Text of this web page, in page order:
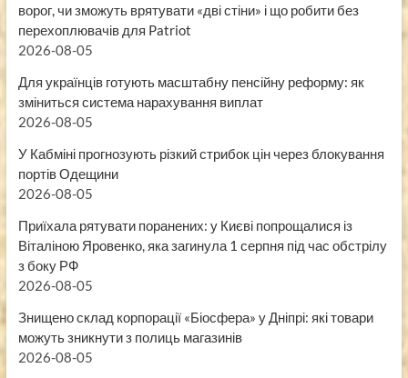
ворог, чи зможуть врятувати «дві стіни» і що робити без
перехоплювачів для Patriot
2026-08-05
Для українців готують масштабну пенсійну реформу: як
зміниться система нарахування виплат
2026-08-05
У Кабміні прогнозують різкий стрибок цін через блокування
портів Одещини
2026-08-05
Приїхала рятувати поранених: у Києві попрощалися із
Віталіною Яровенко, яка загинула 1 серпня під час обстрілу
з боку РФ
2026-08-05
Знищено склад корпорації «Біосфера» у Дніпрі: які товари
можуть зникнути з полиць магазинів
2026-08-05